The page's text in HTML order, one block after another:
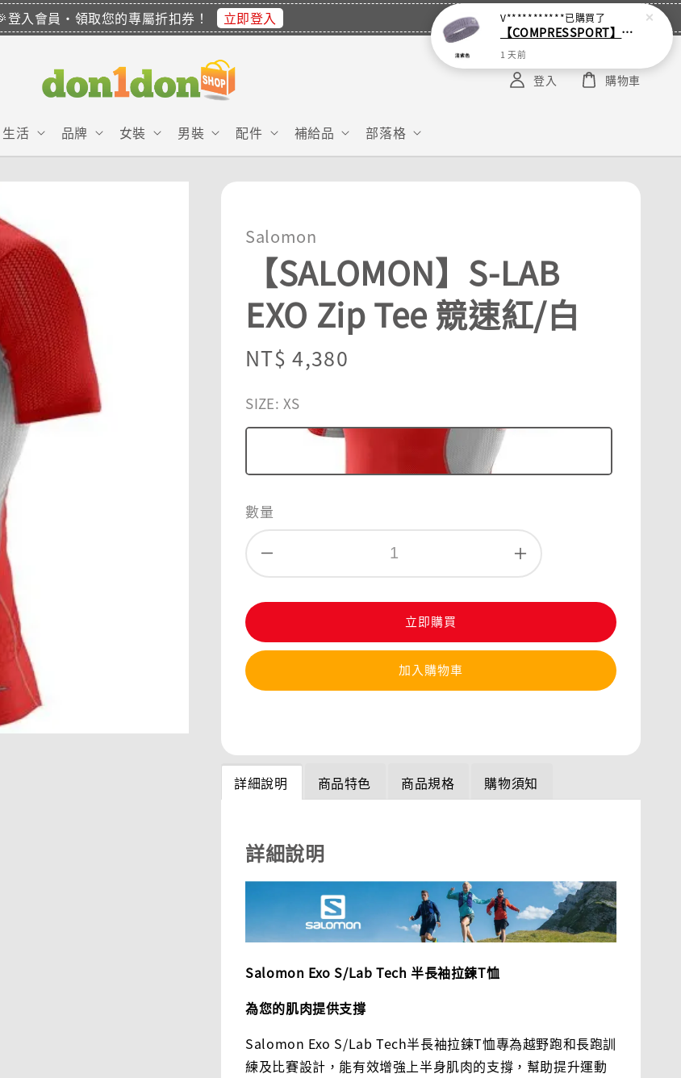
登入會員・領取您的專屬折扣券！ 立即登入
生活 品牌 女裝 男裝 配件 補給品 部落格
登入 購物車
Salomon
【SALOMON】S-LAB
EXO Zip Tee 競速紅/白
Regular
NT$ 4,380
SIZE: XS
數量
立即購買
加入購物車
詳細說明 商品特色 商品規格 購物須知
詳細說明
Salomon Exo S/Lab Tech 半長袖拉鍊T恤
為您的肌肉提供支撐
Salomon Exo S/Lab Tech半長袖拉鍊T恤專為越野跑和長跑訓
練及比賽設計，能有效增強上半身肌肉的支撐，幫助提升運動
V*********** 已購買了
【COMPRESSPORT】窄版止汗呼吸頭帶2.0_【零碼】
1 天前